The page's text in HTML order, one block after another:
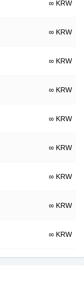
∞ KRW
∞ KRW
∞ KRW
∞ KRW
∞ KRW
∞ KRW
∞ KRW
∞ KRW
∞ KRW